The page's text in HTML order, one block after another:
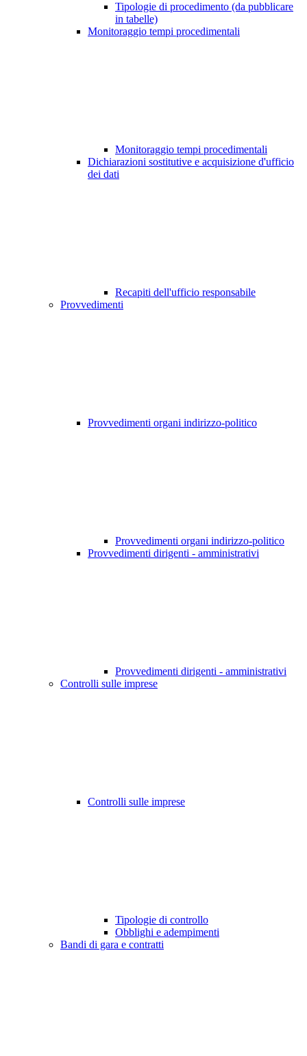
Tipologie di procedimento (da pubblicare
in tabelle)
Monitoraggio tempi procedimentali
Monitoraggio tempi procedimentali
Dichiarazioni sostitutive e acquisizione d'ufficio
dei dati
Recapiti dell'ufficio responsabile
Provvedimenti
Provvedimenti organi indirizzo-politico
Provvedimenti organi indirizzo-politico
Provvedimenti dirigenti - amministrativi
Provvedimenti dirigenti - amministrativi
Controlli sulle imprese
Controlli sulle imprese
Tipologie di controllo
Obblighi e adempimenti
Bandi di gara e contratti